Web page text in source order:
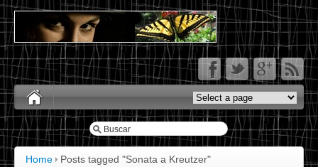
Home Posts tagged "Sonata a Kreutzer"